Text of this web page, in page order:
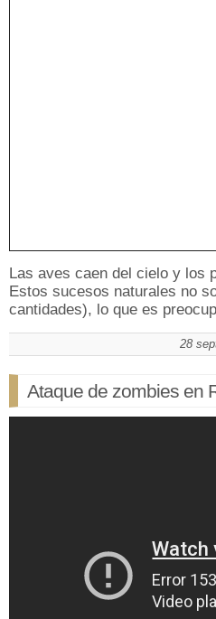
Las aves caen del cielo y los
Estos sucesos naturales no
cantidades), lo que es
28
Ataque de zombies en